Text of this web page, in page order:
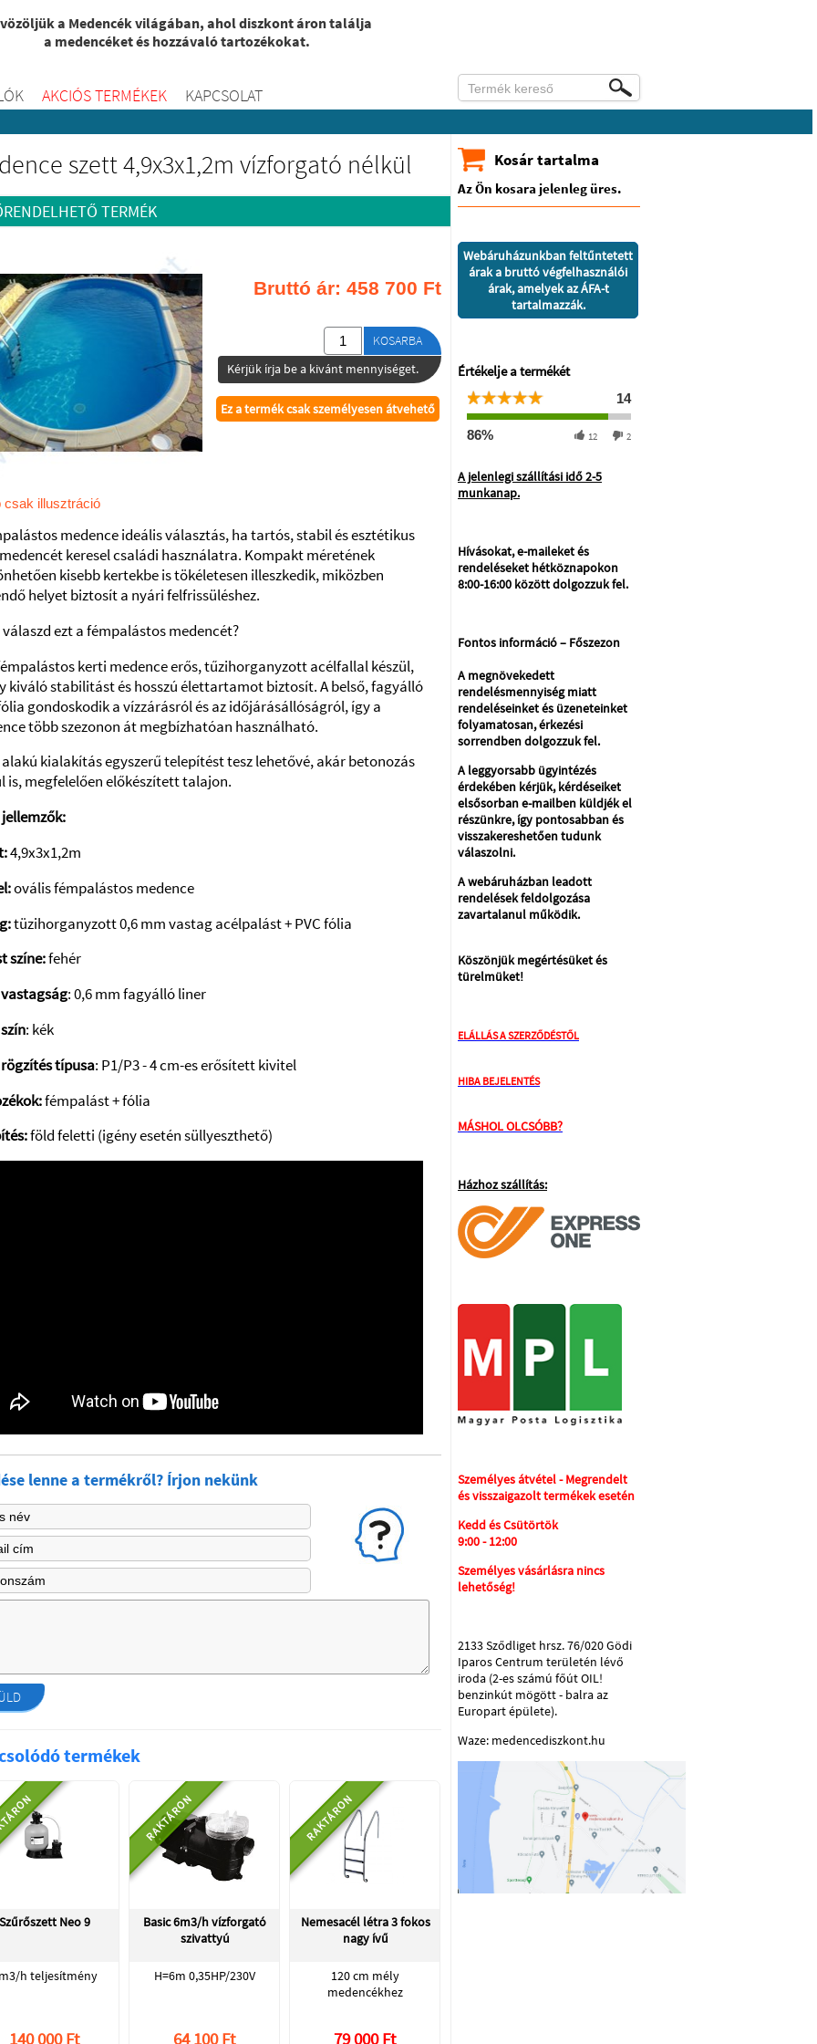
a Medencék világában, ahol diszkont áron találja
a medencéket és hozzávaló tartozékokat.
AKCIÓS TERMÉKEK KAPCSOLAT
szett 4,9x3x1,2m vízforgató nélkül
TERMÉK
Bruttó ár: 458 700 Ft
KOSARBA
Kérjük írja be a kivánt mennyiséget.
Ez a termék csak személyesen átvehető
csak illusztráció
medence ideális választás, ha tartós, stabil és esztétikus
keresel családi használatra. Kompakt méretének
kisebb kertekbe is tökéletesen illeszkedik, miközben
helyet biztosít a nyári felfrissüléshez.
ezt a fémpalástos medencét?
kerti medence erős, tűzihorganyzott acélfallal készül,
kiváló stabilitást és hosszú élettartamot biztosít. A belső, fagyálló
gondoskodik a vízzárásról és az időjárásállóságról, így a
több szezonon át megbízhatóan használható.
alakú kialakítás egyszerű telepítést tesz lehetővé, akár betonozás
is, megfelelően előkészített talajon.
4,9x3x1,2m
ovális fémpalástos medence
tüzihorganyzott 0,6 mm vastag acélpalást + PVC fólia
színe:fehér
: 0,6 mm fagyálló liner
: kék
típusa: P1/P3 - 4 cm-es erősített kivitel
fémpalást + fólia
föld feletti (igény esetén süllyeszthető)
lenne a termékről? Írjon nekünk
termékek
Neo 9
h teljesítmény
140 000 Ft
RAKTÁRON
Basic 6m3/h vízforgató
szivattyú
H=6m 0,35HP/230V
64 100 Ft
RAKTÁRON
Nemesacél létra 3 fokos
nagy ívű
120 cm mély
medencékhez
79 000 Ft
Kosár tartalma
Az Ön kosara jelenleg üres.
Webáruházunkban feltűntetett
árak a bruttó végfelhasználói
árak, amelyek az ÁFA-t
tartalmazzák.
Értékelje a termékét
14
86% 12 2
A jelenlegi szállítási idő 2-5
munkanap.
Hívásokat, e-maileket és
rendeléseket hétköznapokon
8:00-16:00 között dolgozzuk fel.
Fontos információ – Főszezon
A megnövekedett
rendelésmennyiség miatt
rendeléseinket és üzeneteinket
folyamatosan, érkezési
sorrendben dolgozzuk fel.
A leggyorsabb ügyintézés
érdekében kérjük, kérdéseiket
elsősorban e-mailben küldjék el
részünkre, így pontosabban és
visszakereshetően tudunk
válaszolni.
A webáruházban leadott
rendelések feldolgozása
zavartalanul működik.
Köszönjük megértésüket és
türelmüket!
ELÁLLÁS A SZERZŐDÉSTŐL
HIBA BEJELENTÉS
MÁSHOL OLCSÓBB?
Házhoz szállítás:
Személyes átvétel - Megrendelt
és visszaigazolt termékek esetén
Kedd és Csütörtök
9:00 - 12:00
Személyes vásárlásra nincs
lehetőség!
2133 Sződliget hrsz. 76/020 Gödi
Iparos Centrum területén lévő
iroda (2-es számú főút OIL!
benzinkút mögött - balra az
Europart épülete).
Waze: medencediszkont.hu